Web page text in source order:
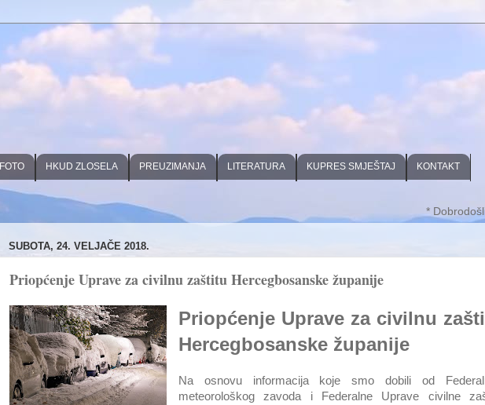
FOTO HKUD ZLOSELA PREUZIMANJA LITERATURA KUPRES SMJEŠTAJ KONTAKT
* Dobrodošli na
SUBOTA, 24. VELJAČE 2018.
Priopćenje Uprave za civilnu zaštitu Hercegbosanske županije
Priopćenje Uprave za civilnu
Hercegbosanske županije
Na osnovu informacija koje smo dobili od
meteorološkog zavoda i Federalne Uprave civilne